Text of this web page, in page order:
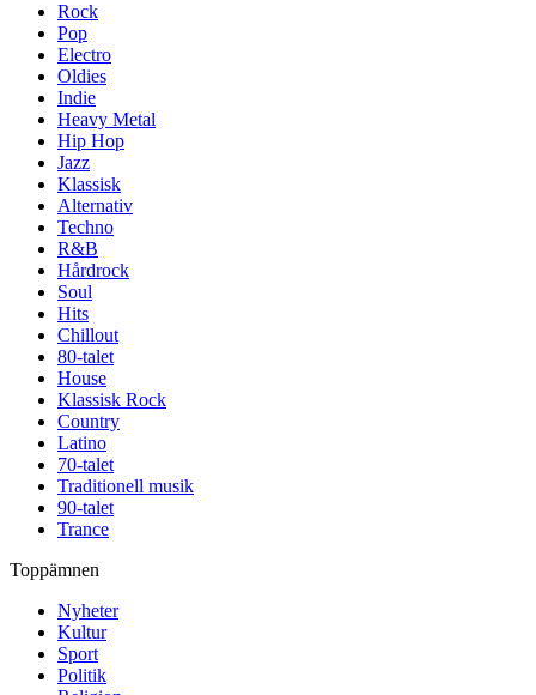
Rock
Pop
Electro
Oldies
Indie
Heavy Metal
Hip Hop
Jazz
Klassisk
Alternativ
Techno
R&B
Hårdrock
Soul
Hits
Chillout
80-talet
House
Klassisk Rock
Country
Latino
70-talet
Traditionell musik
90-talet
Trance
Toppämnen
Nyheter
Kultur
Sport
Politik